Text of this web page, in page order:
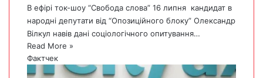
В ефірі ток-шоу “Свобода слова” 16 липня кандидат в
народні депутати від “Опозиційного блоку” Олександр
Вілкул навів дані соціологічного опитування…
Read More »
Фактчек